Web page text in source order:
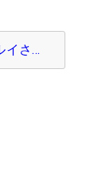
イさ…